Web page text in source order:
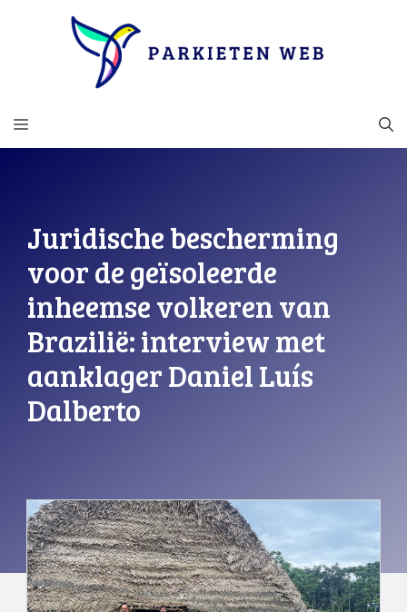
MENU
Juridische bescherming
voor de geïsoleerde
inheemse volkeren van
Brazilië: interview met
aanklager Daniel Luís
Dalberto